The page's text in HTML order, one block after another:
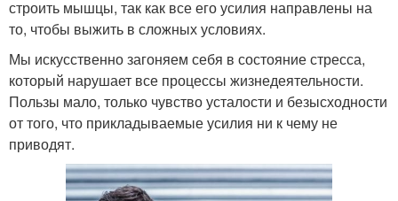
строить мышцы, так как все его усилия направлены на
то, чтобы выжить в сложных условиях.
Мы искусственно загоняем себя в состояние стресса,
который нарушает все процессы жизнедеятельности.
Пользы мало, только чувство усталости и безысходности
от того, что прикладываемые усилия ни к чему не
приводят.